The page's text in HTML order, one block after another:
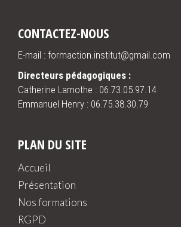
CONTACTEZ-NOUS
E-mail : formaction.institut@gmail.com
Directeurs pédagogiques :
Catherine Lamothe : 06.73.05.97.14
Emmanuel Henry : 06.75.38.30.79
PLAN DU SITE
Accueil
Présentation
Nos formations
RGPD